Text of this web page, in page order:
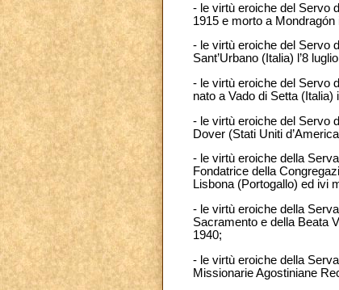
- le virtù eroiche del Servo
1915 e morto a
- le virtù eroiche del Servo
Sant’Urbano (Italia) l’8
- le virtù eroiche del Servo
nato a Vado di Setta
- le virtù eroiche del Servo
Dover (Stati Uniti
- le virtù eroiche della
Fondatrice della
Lisbona (Portogallo) ed ivi
- le virtù eroiche della
Sacramento e della Beata
1940;
- le virtù eroiche della
Missionarie Agostiniane